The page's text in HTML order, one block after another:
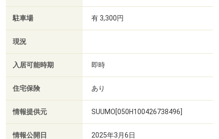
駐車場 有 3,300円
現況
入居可能時期 即時
住宅保険 あり
情報提供元 SUUMO[050H100426738496]
情報公開日 2025年3月6日